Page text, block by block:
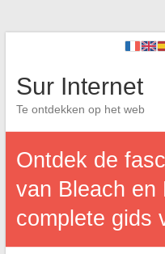
Sur Internet
Te ontdekken op het web
Ontdek de
van Bleach en
complete gids